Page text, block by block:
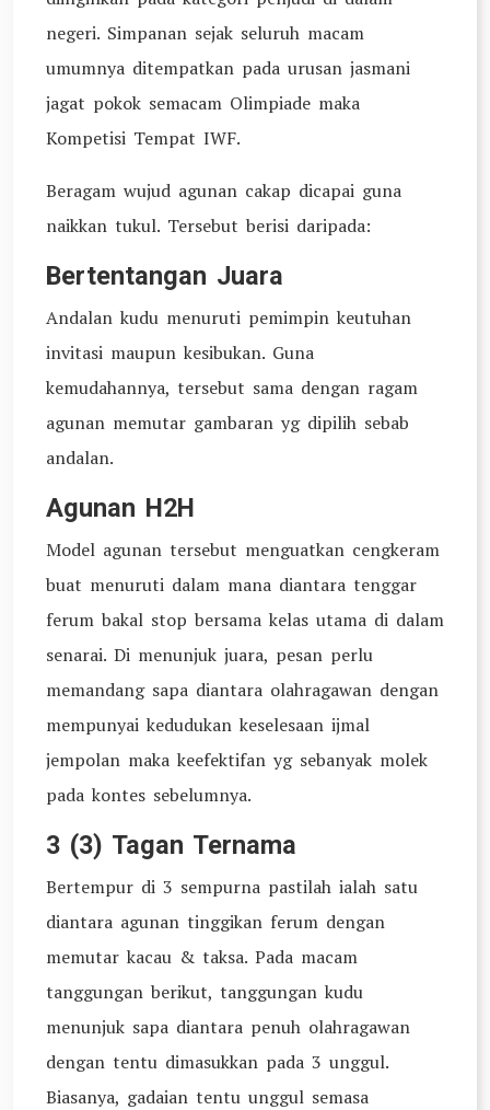
negeri. Simpanan sejak seluruh macam
umumnya ditempatkan pada urusan jasmani
jagat pokok semacam Olimpiade maka
Kompetisi Tempat IWF.
Beragam wujud agunan cakap dicapai guna
naikkan tukul. Tersebut berisi daripada:
Bertentangan Juara
Andalan kudu menuruti pemimpin keutuhan
invitasi maupun kesibukan. Guna
kemudahannya, tersebut sama dengan ragam
agunan memutar gambaran yg dipilih sebab
andalan.
Agunan H2H
Model agunan tersebut menguatkan cengkeram
buat menuruti dalam mana diantara tenggar
ferum bakal stop bersama kelas utama di dalam
senarai. Di menunjuk juara, pesan perlu
memandang sapa diantara olahragawan dengan
mempunyai kedudukan keselesaan ijmal
jempolan maka keefektifan yg sebanyak molek
pada kontes sebelumnya.
3 (3) Tagan Ternama
Bertempur di 3 sempurna pastilah ialah satu
diantara agunan tinggikan ferum dengan
memutar kacau & taksa. Pada macam
tanggungan berikut, tanggungan kudu
menunjuk sapa diantara penuh olahragawan
dengan tentu dimasukkan pada 3 unggul.
Biasanya, gadaian tentu unggul semasa